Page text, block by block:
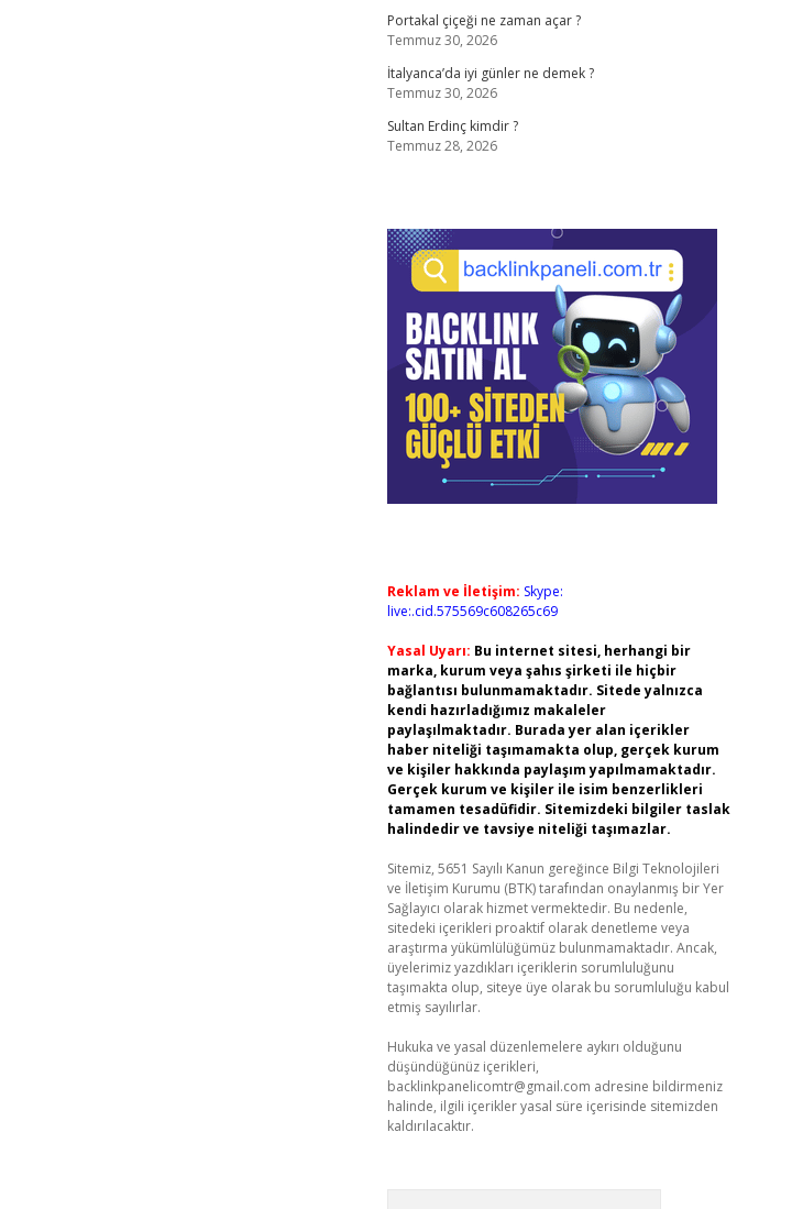
Portakal çiçeği ne zaman açar ?
Temmuz 30, 2026
İtalyanca’da iyi günler ne demek ?
Temmuz 30, 2026
Sultan Erdinç kimdir ?
Temmuz 28, 2026
Reklam ve İletişim: Skype:
live:.cid.575569c608265c69
Yasal Uyarı: Bu internet sitesi, herhangi bir
marka, kurum veya şahıs şirketi ile hiçbir
bağlantısı bulunmamaktadır. Sitede yalnızca
kendi hazırladığımız makaleler
paylaşılmaktadır. Burada yer alan içerikler
haber niteliği taşımamakta olup, gerçek kurum
ve kişiler hakkında paylaşım yapılmamaktadır.
Gerçek kurum ve kişiler ile isim benzerlikleri
tamamen tesadüfidir. Sitemizdeki bilgiler taslak
halindedir ve tavsiye niteliği taşımazlar.
Sitemiz, 5651 Sayılı Kanun gereğince Bilgi Teknolojileri
ve İletişim Kurumu (BTK) tarafından onaylanmış bir Yer
Sağlayıcı olarak hizmet vermektedir. Bu nedenle,
sitedeki içerikleri proaktif olarak denetleme veya
araştırma yükümlülüğümüz bulunmamaktadır. Ancak,
üyelerimiz yazdıkları içeriklerin sorumluluğunu
taşımakta olup, siteye üye olarak bu sorumluluğu kabul
etmiş sayılırlar.
Hukuka ve yasal düzenlemelere aykırı olduğunu
düşündüğünüz içerikleri,
backlinkpanelicomtr@gmail.com adresine bildirmeniz
halinde, ilgili içerikler yasal süre içerisinde sitemizden
kaldırılacaktır.